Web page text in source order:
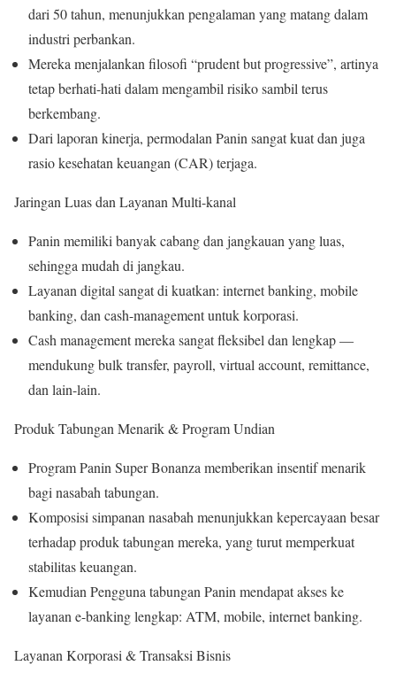
dari 50 tahun, menunjukkan pengalaman yang matang dalam
industri perbankan.
Mereka menjalankan filosofi “prudent but progressive”, artinya
tetap berhati-hati dalam mengambil risiko sambil terus
berkembang.
Dari laporan kinerja, permodalan Panin sangat kuat dan juga
rasio kesehatan keuangan (CAR) terjaga.
Jaringan Luas dan Layanan Multi-kanal
Panin memiliki banyak cabang dan jangkauan yang luas,
sehingga mudah di jangkau.
Layanan digital sangat di kuatkan: internet banking, mobile
banking, dan cash-management untuk korporasi.
Cash management mereka sangat fleksibel dan lengkap —
mendukung bulk transfer, payroll, virtual account, remittance,
dan lain-lain.
Produk Tabungan Menarik & Program Undian
Program Panin Super Bonanza memberikan insentif menarik
bagi nasabah tabungan.
Komposisi simpanan nasabah menunjukkan kepercayaan besar
terhadap produk tabungan mereka, yang turut memperkuat
stabilitas keuangan.
Kemudian Pengguna tabungan Panin mendapat akses ke
layanan e-banking lengkap: ATM, mobile, internet banking.
Layanan Korporasi & Transaksi Bisnis